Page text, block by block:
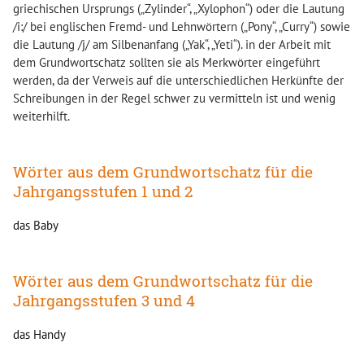
griechischen Ursprungs („Zylinder“, „Xylophon“) oder die Lautung
/i:/ bei englischen Fremd- und Lehnwörtern („Pony“, „Curry“) sowie
die Lautung /j/ am Silbenanfang („Yak“, „Yeti“). in der Arbeit mit
dem Grundwortschatz sollten sie als Merkwörter eingeführt
werden, da der Verweis auf die unterschiedlichen Herkünfte der
Schreibungen in der Regel schwer zu vermitteln ist und wenig
weiterhilft.
Wörter aus dem Grundwortschatz für die
Jahrgangsstufen 1 und 2
das Baby
Wörter aus dem Grundwortschatz für die
Jahrgangsstufen 3 und 4
das Handy